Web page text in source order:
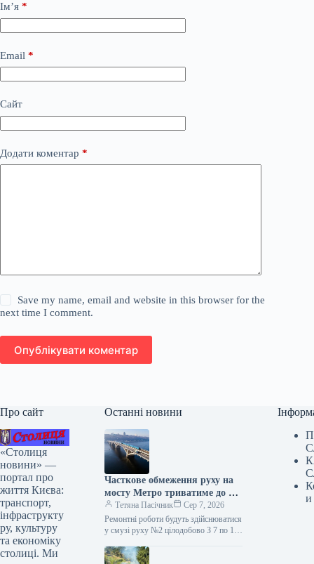
Ім’я *
Email *
Сайт
Додати коментар *
Save my name, email and website in this browser for the
next time I comment.
Опублікувати коментар
Про сайт
«Столиця
новини» —
портал про
життя Києва:
транспорт,
інфраструкту
ру, культуру
та економіку
столиці. Ми
Останні новини
Часткове обмеження руху на
мосту Метро триватиме до 10
серпня (візуалізація)
Тетяна Пасічник
Сер 7, 2026
Ремонтні роботи будуть здійснюватися
у смузі руху №2 цілодобово З 7 по 10
пересування мостом Метро.…
и